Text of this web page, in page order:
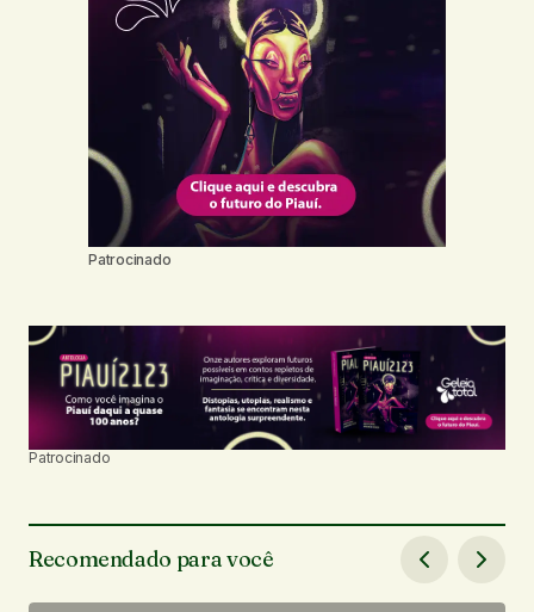
Patrocinado
Patrocinado
Recomendado para você